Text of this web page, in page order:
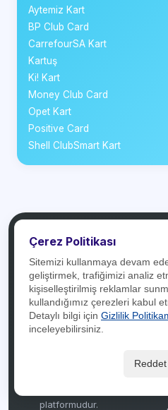
Aytemiz Kart
BP Club Card
CarrefourSA Kart
Kartuş
Ki! Kart
Money Club Card
Opet Kart
Positive Card
Shell ClubSmart Kart
Kredikartlari.net
Türkiye'deki bankaların
kredi kartlarını ve bu
kartlara ait güncel
platformudur.
Çerez Politikası
Sitemizi kullanmaya devam
geliştirmek, trafiğimizi analiz
kişiselleştirilmiş reklamlar
kullandığımız çerezleri kabul
Detaylı bilgi için Gizlilik
inceleyebilirsiniz.
Reddet